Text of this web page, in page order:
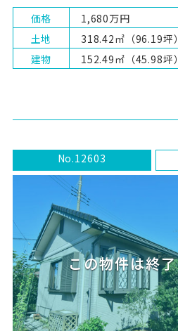
価格
1,680万円
土地
318.42㎡（96.19坪）
建物
152.49㎡（45.98坪）
No.12603